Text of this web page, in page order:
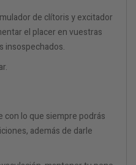
de clítoris y excitador
el placer en vuestras
insospechados.
con lo que siempre podrás
además de darle